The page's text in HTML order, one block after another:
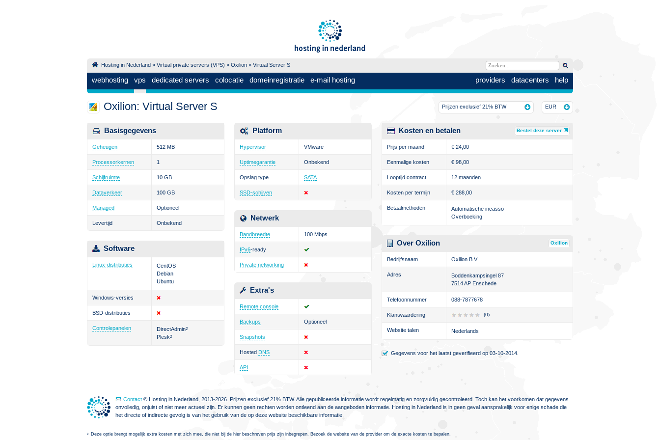
Hosting in Nederland » Virtual private servers (VPS) » Oxilion » Virtual Server S
providers datacenters help
webhosting vps dedicated servers colocatie domeinregistratie e-mail hosting
EUR
Prijzen exclusief 21% BTW
Oxilion: Virtual Server S
Basisgegevens
Geheugen 512 MB
Processorkernen 1
Schijfruimte 10 GB
Dataverkeer 100 GB
Managed Optioneel
Levertijd Onbekend
Software
Linux-distributies
CentOS
Debian
Ubuntu
Windows-versies
BSD-distributies
Controlepanelen DirectAdmin2
Plesk2
Platform
Hypervisor VMware
Uptimegarantie Onbekend
Opslag type SATA
SSD-schijven
Netwerk
Bandbreedte 100 Mbps
IPv6-ready
Private networking
Extra's
Remote console
Backups Optioneel
Snapshots
Hosted DNS
API
Kosten en betalen Bestel deze server
Prijs per maand € 24,00
Eenmalige kosten € 98,00
Looptijd contract 12 maanden
Kosten per termijn € 288,00
Betaalmethoden
Automatische incasso
Overboeking
Over Oxilion Oxilion
Bedrijfsnaam Oxilion B.V.
Adres
Boddenkampsingel 87
7514 AP Enschede
Telefoonnummer 088-7877678
Klantwaardering (0)
Website talen Nederlands
Gegevens voor het laatst geverifieerd op 03-10-2014.
Contact © Hosting in Nederland, 2013-2026. Prijzen exclusief 21% BTW. Alle gepubliceerde informatie wordt regelmatig en zorgvuldig gecontroleerd. Toch kan het voorkomen dat gegevens
onvolledig, onjuist of niet meer actueel zijn. Er kunnen geen rechten worden ontleend aan de aangeboden informatie. Hosting in Nederland is in geen geval aansprakelijk voor enige schade die
het directe of indirecte gevolg is van het gebruik van de op deze website beschikbare informatie.
2. Deze optie brengt mogelijk extra kosten met zich mee, die niet bij de hier beschreven prijs zijn inbegrepen. Bezoek de website van de provider om de exacte kosten te bepalen.